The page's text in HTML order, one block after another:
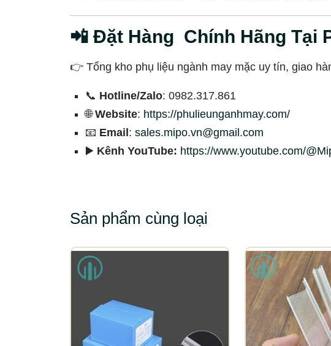
📲 Đặt Hàng Chính Hãng Tại
👉 Tổng kho phụ liệu ngành may mặc uy tín, giao
📞 Hotline/Zalo: 0982.317.861
🌐Website: https://phulieunganhmay.com/
📧 Email : sales.mipo.vn@gmail.com
▶️ Kênh YouTube: https://www.youtube.com/
Sản phẩm cùng loại